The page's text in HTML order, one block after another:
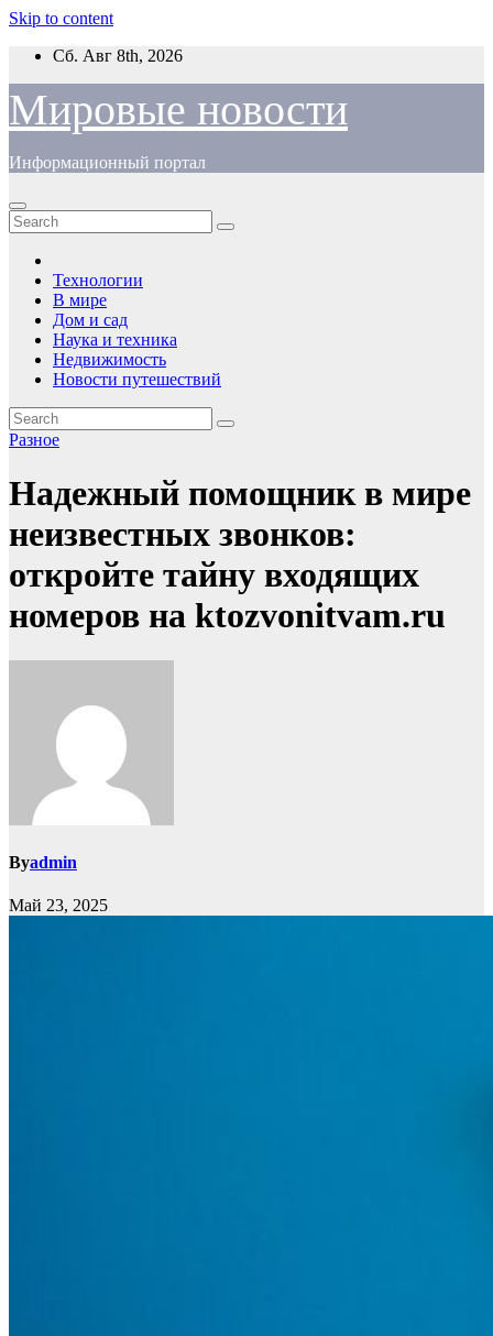
Skip to content
Сб. Авг 8th, 2026
Мировые новости
Информационный портал
Технологии
В мире
Дом и сад
Наука и техника
Недвижимость
Новости путешествий
Разное
Надежный помощник в мире
неизвестных звонков:
откройте тайну входящих
номеров на ktozvonitvam.ru
Byadmin
Май 23, 2025